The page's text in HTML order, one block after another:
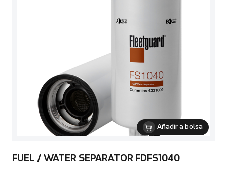
Añadir a bolsa
FUEL / WATER SEPARATOR FDFS1040